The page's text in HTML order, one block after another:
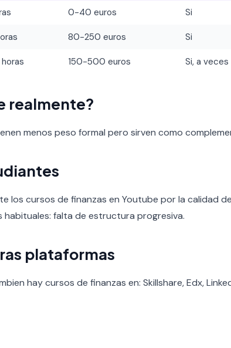
0-40 euros Si
80-250 euros Si
150-500 euros Si, a
realmente?
menos peso formal pero sirven como
los cursos de finanzas en Youtube por la calidad
falta de estructura progresiva.
plataformas
hay cursos de finanzas en: Skillshare, Edx,